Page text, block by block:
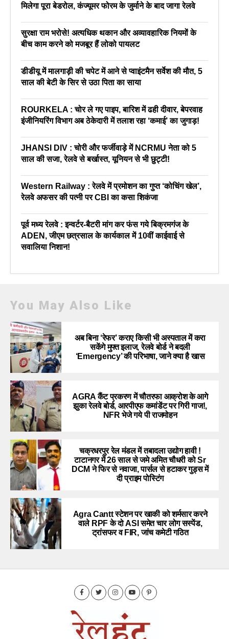
मिलेगा पूरा बेडरोल, कंज्यूमर फोरम के जुर्माने के बाद जागा रेलवे
सुरक्षा राम भरोसे! अत्यधिक थकान और अव्यावहारिक नियमों के
बीच काम करने को मजबूर हैं लोको पायलट
डीडीयू में मालगाड़ी की चपेट में आने से प्वाइंटमैन सर्वेश की मौत, 5
साल की बेटी के सिर से उठा पिता का साया
ROURKELA : चोर ले गए पाइप, बारिश में ढही दीवार, बेपरवाह
इंजीनियरिंग विभाग अब ठेकेदारी में तलाश रहा ‘कमाई’ का जुगाड़!
JHANSI DIV : चोरी और फर्जीवाड़े में NCRMU नेता को 5
साल की सजा, रेलवे से बर्खास्त, यूनियन से भी छुट्टी!
Western Railway : रेलवे में प्रमोशन का गुप्त ‘कोचिंग खेल’,
रेलवे अफसर की पत्नी पर CBI का कसा शिकंजा
पूर्व मध्य रेलवे : इन्वर्टर-बैटरी मांग कर फंस गये बिक्रमगंज के
ADEN, जीएम छत्रसाल के कार्यकाल में 10वीं काईवाई से
सवालिया निशान!
You May Also Like
अब बिना ‘रेफर’ कराए किसी भी अस्पताल में करा
सकेंगे मुफ्त इलाज, रेलवे बोर्ड ने बदली
‘Emergency’ की परिभाषा, जाने क्या है खास
AGRA कैंट प्रकरण में चौतरफा आक्रोश के आगे
झुका रेलवे बोर्ड, आरपीएफ कमांडेंट पर गिरी गाज!,
NFR भेजे गये पी राजमोहन
चक्रधरपुर रेल मंडल में तबादला उद्योग हावी !
टाटानगर में 26 साल से जमे अमित चौधरी को Sr
DCM ने फिर से नवाजा, पार्सल से हटाकर गुड्स में
दी प्राइम पोस्टिंग
Agra Cantt स्टेशन पर खाकी को शर्मसार करने
वाले RPF के दो ASI समेत चार लोग सस्पेंड,
ट्रांसफर व FIR, जांच कमेटी गठित